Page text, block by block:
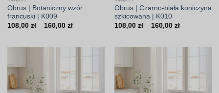
Obrus | Botaniczny wzór
francuski | K009
108,00 zł – 160,00 złZakres
160,00 zł
Obrus | Czarno-biała koniczyna
szkicowana | K010
108,00 zł – 160,00 złZakres
160,00 zł